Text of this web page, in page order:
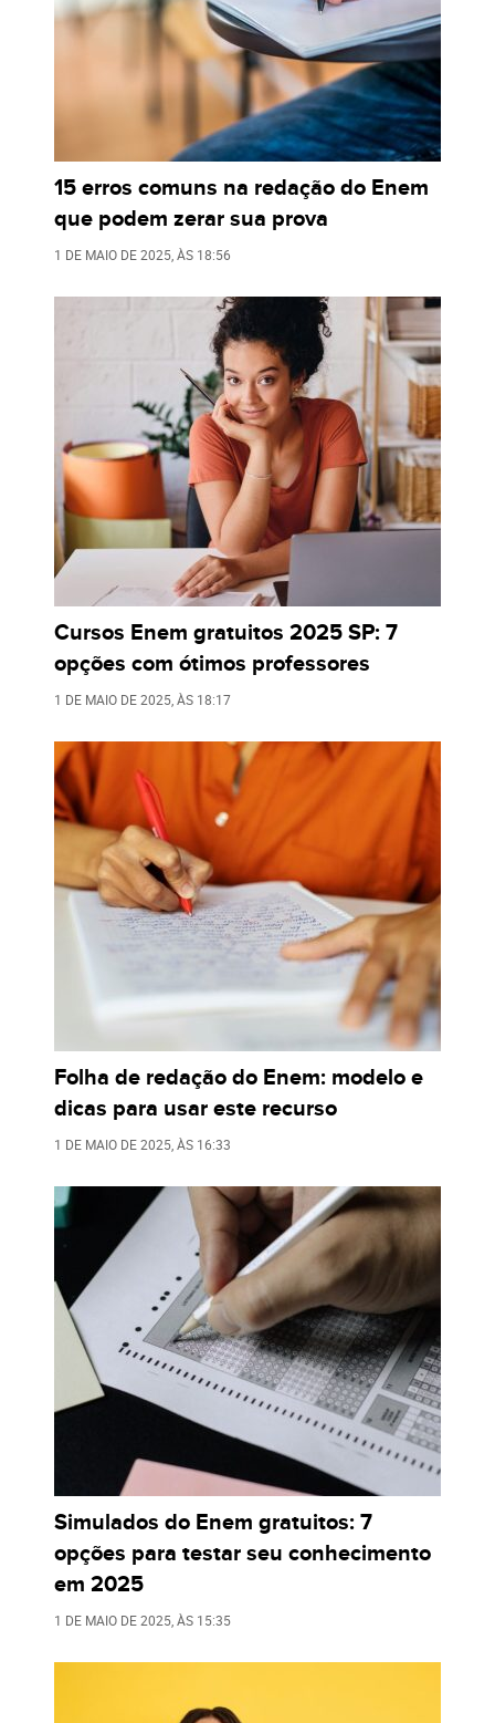
PARA VOCÊ
15 erros comuns na redação do Enem
que podem zerar sua prova
1 DE MAIO DE 2025 , ÀS 18:56
Cursos Enem gratuitos 2025 SP: 7
opções com ótimos professores
1 DE MAIO DE 2025 , ÀS 18:17
Folha de redação do Enem: modelo e
dicas para usar este recurso
1 DE MAIO DE 2025 , ÀS 16:33
Simulados do Enem gratuitos: 7
opções para testar seu conhecimento
em 2025
1 DE MAIO DE 2025 , ÀS 15:35